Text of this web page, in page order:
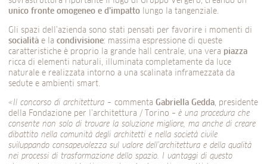
unico fronte omogeneo e d’impatto lungo la tangenziale.
Gli spazi dell’azienda sono stati pensati per favorire i momenti di
socialità e la condivisione: massima espressione di queste
caratteristiche è proprio la grande hall centrale, una vera piazza
ricca di elementi naturali, illuminata completamente da luce
naturale e realizzata intorno a una scalinata inframezzata da
sedute e ambienti smart.
«Il concorso di architettura – commenta Gabriella Gedda, presidente
della Fondazione per l’architettura / Torino – è una procedura che
consente non solo di trovare la soluzione migliore, ma anche di creare
dibattito nella comunità degli architetti e nella società civile
sviluppando consapevolezza sul valore dell’architettura e della qualità
nei processi di trasformazione dello spazio. I vantaggi di questo